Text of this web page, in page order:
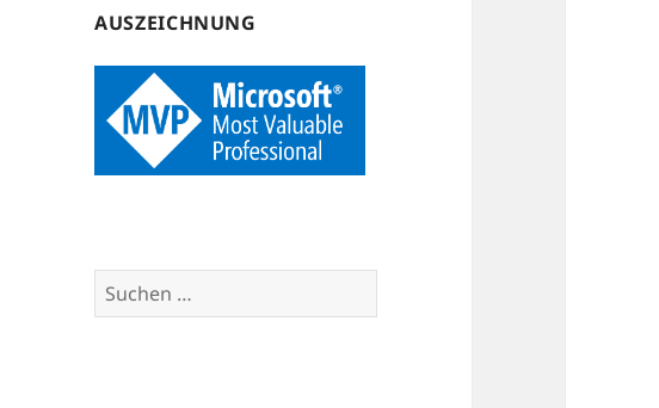
AUSZEICHNUNG
Suchen
nach: